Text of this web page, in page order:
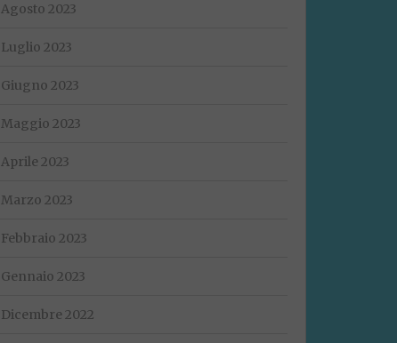
Agosto 2023
Luglio 2023
Giugno 2023
Maggio 2023
Aprile 2023
Marzo 2023
Febbraio 2023
Gennaio 2023
Dicembre 2022